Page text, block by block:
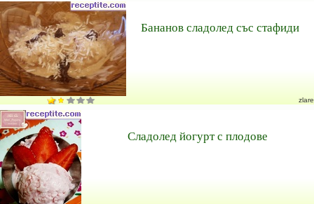
Бананов сладолед със стафиди
zlare
Сладолед йогурт с плодове